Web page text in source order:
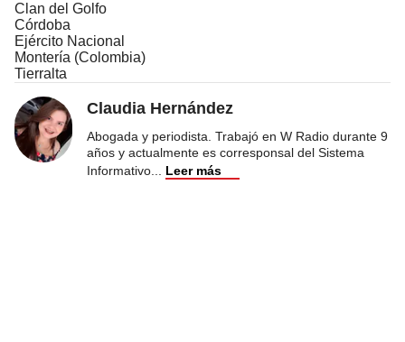
Clan del Golfo
Córdoba
Ejército Nacional
Montería (Colombia)
Tierralta
Claudia Hernández
Abogada y periodista. Trabajó en W Radio durante 9
años y actualmente es corresponsal del Sistema
Informativo... Leer más